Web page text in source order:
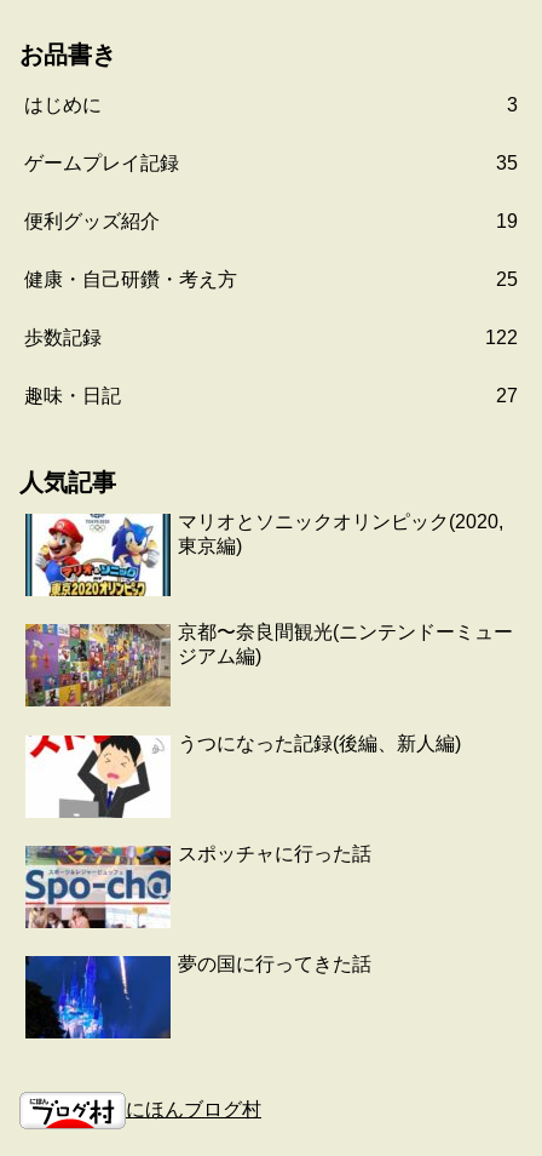
お品書き
はじめに 3
ゲームプレイ記録 35
便利グッズ紹介 19
健康・自己研鑽・考え方 25
歩数記録 122
趣味・日記 27
人気記事
マリオとソニックオリンピック(2020,
東京編)
京都〜奈良間観光(ニンテンドーミュー
ジアム編)
うつになった記録(後編、新人編)
スポッチャに行った話
夢の国に行ってきた話
にほんブログ村